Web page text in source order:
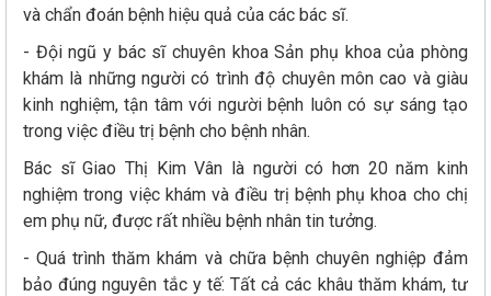
và chẩn đoán bệnh hiệu quả của các bác sĩ.
- Đội ngũ y bác sĩ chuyên khoa Sản phụ khoa của phòng
khám là những người có trình độ chuyên môn cao và giàu
kinh nghiệm, tận tâm với người bệnh luôn có sự sáng tạo
trong việc điều trị bệnh cho bệnh nhân.
Bác sĩ Giao Thị Kim Vân là người có hơn 20 năm kinh
nghiệm trong việc khám và điều trị bệnh phụ khoa cho chị
em phụ nữ, được rất nhiều bệnh nhân tin tưởng.
- Quá trình thăm khám và chữa bệnh chuyên nghiệp đảm
bảo đúng nguyên tắc y tế: Tất cả các khâu thăm khám, tư